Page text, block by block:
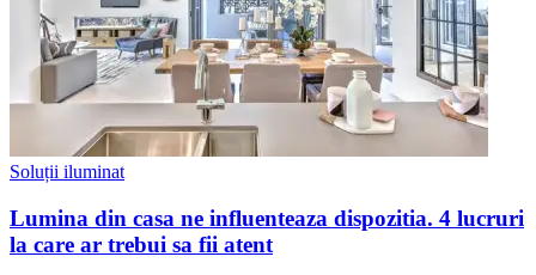
Soluții iluminat
Lumina din casa ne influenteaza dispozitia. 4 lucruri
la care ar trebui sa fii atent